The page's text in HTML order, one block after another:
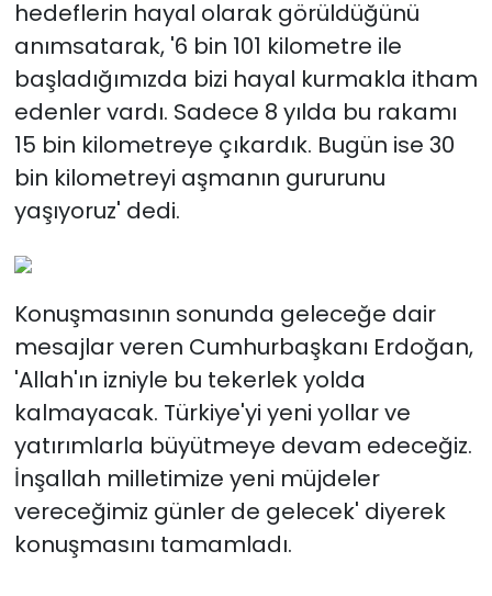
hedeflerin hayal olarak görüldüğünü
anımsatarak, '6 bin 101 kilometre ile
başladığımızda bizi hayal kurmakla itham
edenler vardı. Sadece 8 yılda bu rakamı
15 bin kilometreye çıkardık. Bugün ise 30
bin kilometreyi aşmanın gururunu
yaşıyoruz' dedi.
Konuşmasının sonunda geleceğe dair
mesajlar veren Cumhurbaşkanı Erdoğan,
'Allah'ın izniyle bu tekerlek yolda
kalmayacak. Türkiye'yi yeni yollar ve
yatırımlarla büyütmeye devam edeceğiz.
İnşallah milletimize yeni müjdeler
vereceğimiz günler de gelecek' diyerek
konuşmasını tamamladı.